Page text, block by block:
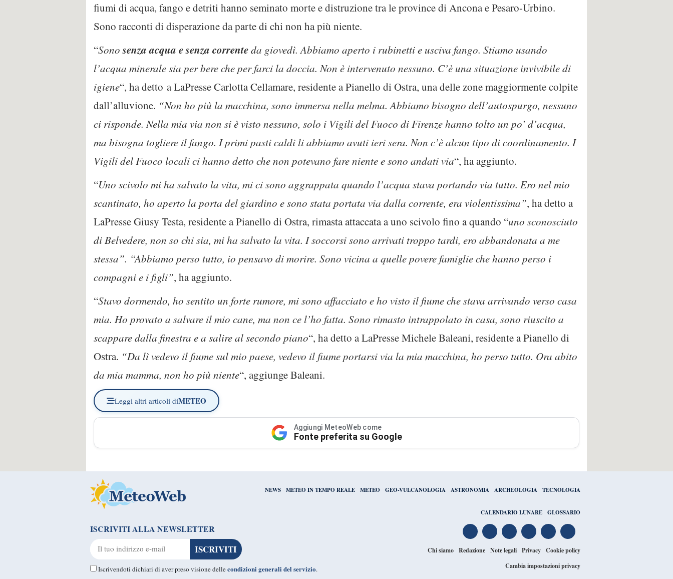
fiumi di acqua, fango e detriti hanno seminato morte e distruzione tra le province di Ancona e Pesaro-Urbino.
Sono racconti di disperazione da parte di chi non ha più niente.
“Sonosenza acqua e senza correnteda giovedì. Abbiamo aperto i rubinetti e usciva fango. Stiamo usando
l’acqua minerale sia per bere che per farci la doccia. Non è intervenuto nessuno. C’è una situazione invivibile di
igiene“, ha detto a LaPresse Carlotta Cellamare, residente a Pianello di Ostra, una delle zone maggiormente colpite
dall’alluvione. “Non ho più la macchina, sono immersa nella melma. Abbiamo bisogno dell’autospurgo, nessuno
ci risponde. Nella mia via non si è visto nessuno, solo i Vigili del Fuoco di Firenze hanno tolto un po’ d’acqua,
ma bisogna togliere il fango. I primi pasti caldi li abbiamo avuti ieri sera. Non c’è alcun tipo di coordinamento. I
Vigili del Fuoco locali ci hanno detto che non potevano fare niente e sono andati via“, ha aggiunto.
“Uno scivolo mi ha salvato la vita, mi ci sono aggrappata quando l’acqua stava portando via tutto. Ero nel mio
scantinato, ho aperto la porta del giardino e sono stata portata via dalla corrente, era violentissima”, ha detto a
LaPresse Giusy Testa, residente a Pianello di Ostra, rimasta attaccata a uno scivolo fino a quando “uno sconosciuto
di Belvedere, non so chi sia, mi ha salvato la vita. I soccorsi sono arrivati troppo tardi, ero abbandonata a me
stessa”. “Abbiamo perso tutto, io pensavo di morire. Sono vicina a quelle povere famiglie che hanno perso i
compagni e i figli”, ha aggiunto.
“Stavo dormendo, ho sentito un forte rumore, mi sono affacciato e ho visto il fiume che stava arrivando verso casa
mia. Ho provato a salvare il mio cane, ma non ce l’ho fatta. Sono rimasto intrappolato in casa, sono riuscito a
scappare dalla finestra e a salire al secondo piano“, ha detto a LaPresse Michele Baleani, residente a Pianello di
Ostra. “Da lì vedevo il fiume sul mio paese, vedevo il fiume portarsi via la mia macchina, ho perso tutto. Ora abito
da mia mamma, non ho più niente“, aggiunge Baleani.
Leggi altri articoli diMETEO
Aggiungi MeteoWeb come
Fonte preferita su Google
NEWS METEO IN TEMPO REALE METEO GEO-VULCANOLOGIA ASTRONOMIA ARCHEOLOGIA TECNOLOGIA
CALENDARIO LUNARE GLOSSARIO
ISCRIVITI ALLA NEWSLETTER
Iscrivendoti dichiari di aver preso visione dellecondizioni generali del servizio.
Chi siamo Redazione Note legali Privacy
Cookie policy
Cambia impostazioni privacy